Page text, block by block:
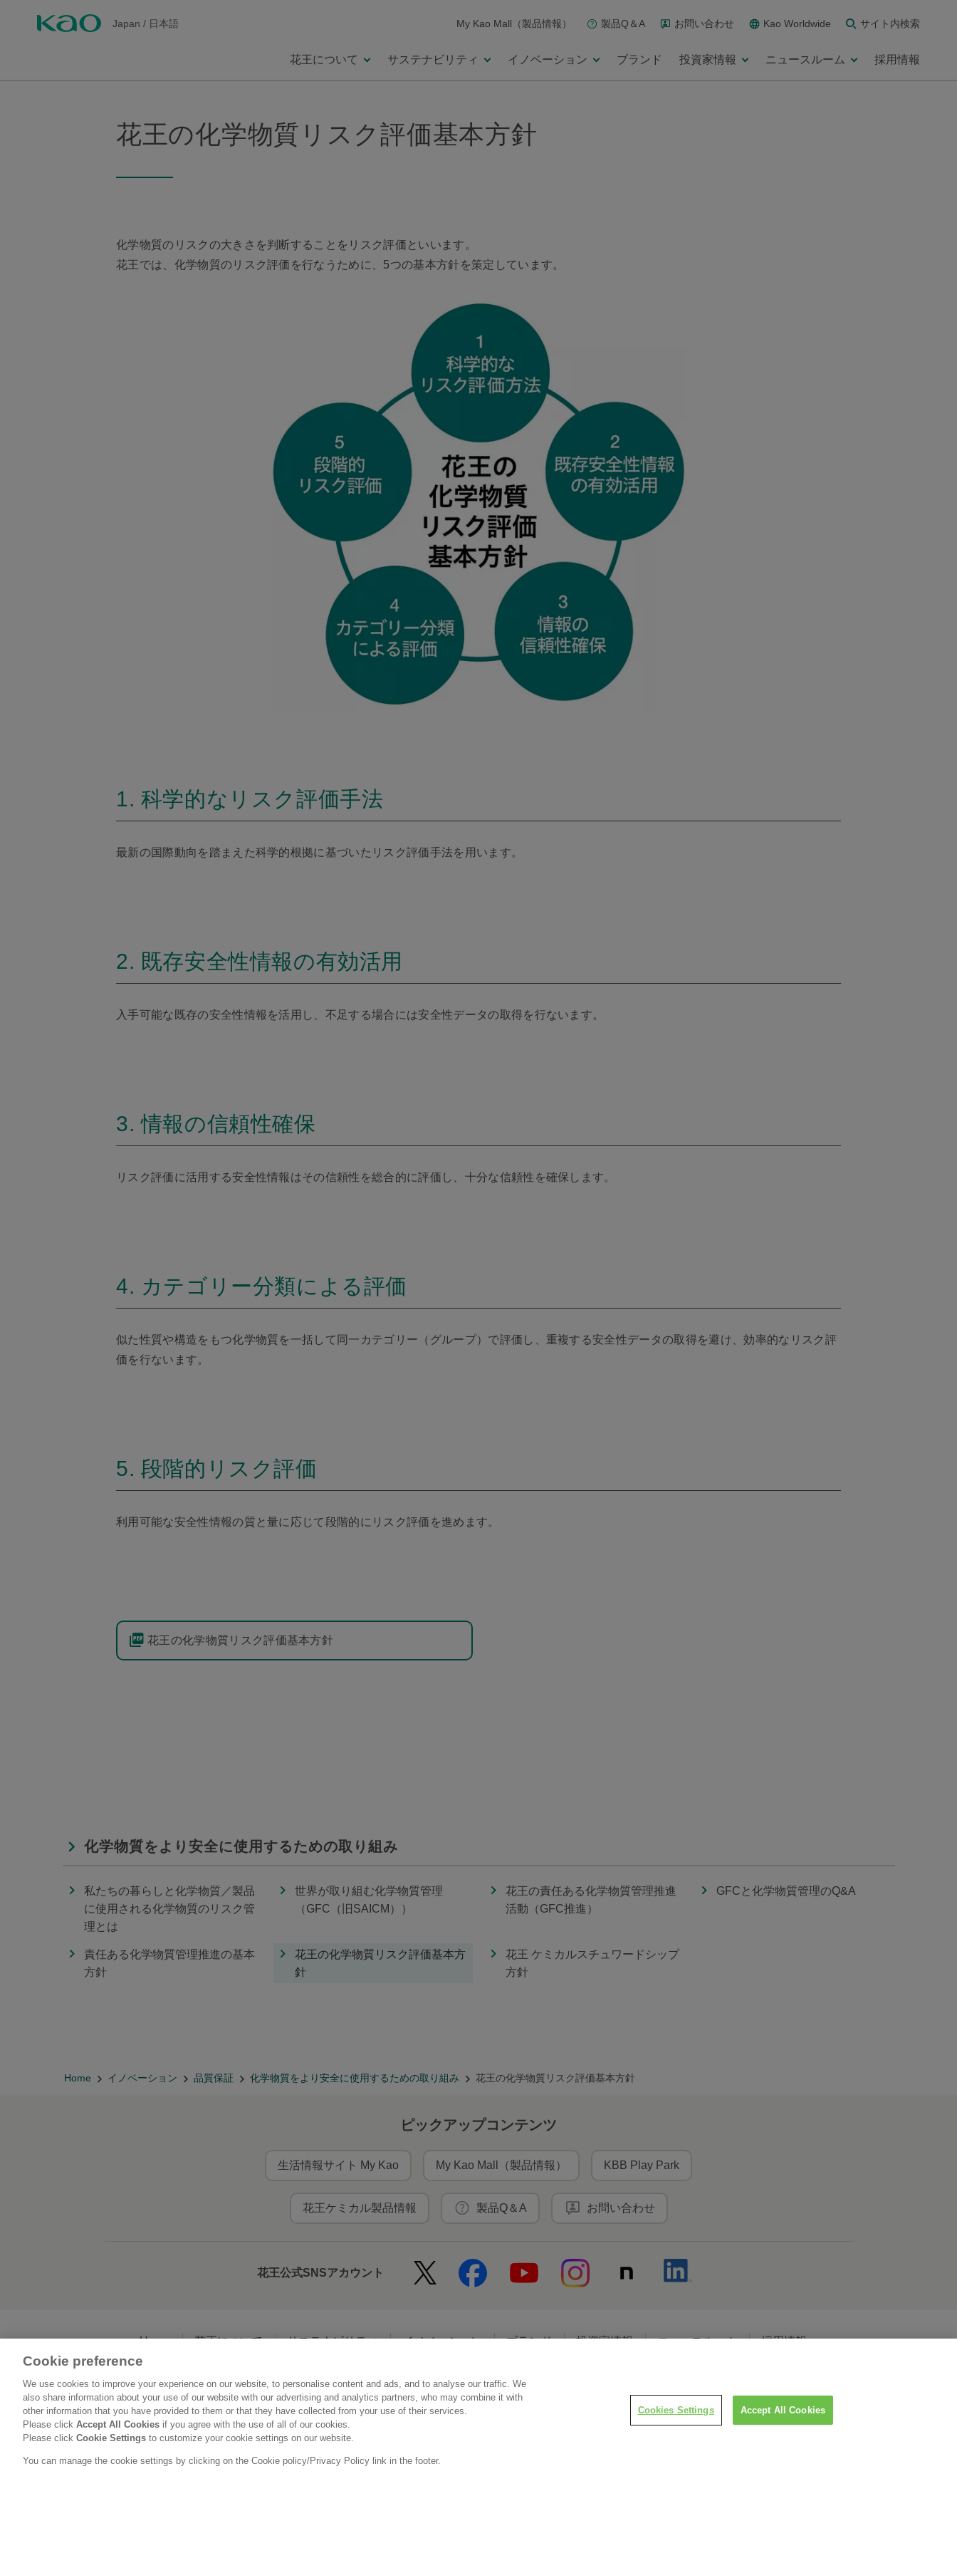
Japan / 日本語 My Kao Mall（製品情報） 製品Q＆A お問い合わせ Kao Worldwide サイト内検索
花王について サステナビリティ イノベーション ブランド 投資家情報 ニュースルーム 採用情報
花王の化学物質リスク評価基本方針
化学物質のリスクの大きさを判断することをリスク評価といいます。
花王では、化学物質のリスク評価を行なうために、5つの基本方針を策定しています。
1. 科学的なリスク評価手法
最新の国際動向を踏まえた科学的根拠に基づいたリスク評価手法を用います。
2. 既存安全性情報の有効活用
入手可能な既存の安全性情報を活用し、不足する場合には安全性データの取得を行ないます。
3. 情報の信頼性確保
リスク評価に活用する安全性情報はその信頼性を総合的に評価し、十分な信頼性を確保します。
4. カテゴリー分類による評価
似た性質や構造をもつ化学物質を一括して同一カテゴリー（グループ）で評価し、重複する安全性データの取得を避け、効率的なリスク評
価を行ないます。
5. 段階的リスク評価
利用可能な安全性情報の質と量に応じて段階的にリスク評価を進めます。
花王の化学物質リスク評価基本方針
化学物質をより安全に使用するための取り組み
私たちの暮らしと化学物質／製品
に使用される化学物質のリスク管
理とは
世界が取り組む化学物質管理
（GFC（旧SAICM））
花王の責任ある化学物質管理推進
活動（GFC推進）
GFCと化学物質管理のQ&A
責任ある化学物質管理推進の基本
方針
花王の化学物質リスク評価基本方
針
花王 ケミカルスチュワードシップ
方針
Home イノベーション 品質保証 化学物質をより安全に使用するための取り組み 花王の化学物質リスク評価基本方針
ピックアップコンテンツ
生活情報サイト My Kao My Kao Mall（製品情報） KBB Play Park
花王ケミカル製品情報 製品Q＆A お問い合わせ
花王公式SNSアカウント
Home 花王について サステナビリティ イノベーション ブランド 投資家情報 ニュースルーム 採用情報
利用規約 花王のアクセシビリティ 個人情報保護方針 利用者情報の外部送信
Cookie preference
We use cookies to improve your experience on our website, to personalise content and ads, and to analyse our traffic. We
also share information about your use of our website with our advertising and analytics partners, who may combine it with
other information that you have provided to them or that they have collected from your use of their services.
Please click Accept All Cookies if you agree with the use of all of our cookies.
Please click Cookie Settings to customize your cookie settings on our website.
You can manage the cookie settings by clicking on the Cookie policy/Privacy Policy link in the footer.
Cookies Settings Accept All Cookies